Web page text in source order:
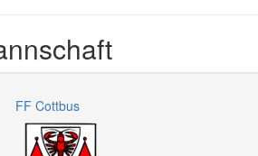
FF Cottbus